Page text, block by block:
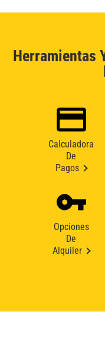
Herramientas
Calculadora
De
Pagos
Opciones
De
Alquiler